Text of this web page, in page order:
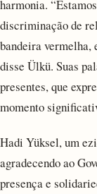
harmonia.
discriminação de
bandeira vermelha,
disse Ülkü. Suas
presentes, que
momento
Hadi Yüksel, um
agradecendo ao
presença e